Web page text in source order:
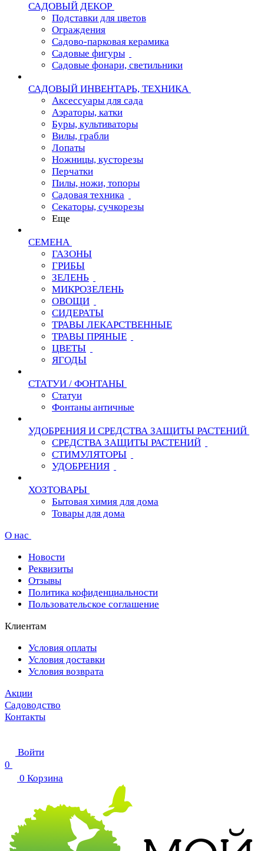
САДОВЫЙ ДЕКОР
Подставки для цветов
Ограждения
Садово-парковая керамика
Садовые фигуры
Садовые фонари, светильники
САДОВЫЙ ИНВЕНТАРЬ, ТЕХНИКА
Аксессуары для сада
Аэраторы, катки
Буры, культиваторы
Вилы, грабли
Лопаты
Ножницы, кусторезы
Перчатки
Пилы, ножи, топоры
Садовая техника
Секаторы, сучкорезы
Еще
СЕМЕНА
ГАЗОНЫ
ГРИБЫ
ЗЕЛЕНЬ
МИКРОЗЕЛЕНЬ
ОВОЩИ
СИДЕРАТЫ
ТРАВЫ ЛЕКАРСТВЕННЫЕ
ТРАВЫ ПРЯНЫЕ
ЦВЕТЫ
ЯГОДЫ
СТАТУИ / ФОНТАНЫ
Статуи
Фонтаны античные
УДОБРЕНИЯ И СРЕДСТВА ЗАЩИТЫ РАСТЕНИЙ
СРЕДСТВА ЗАЩИТЫ РАСТЕНИЙ
СТИМУЛЯТОРЫ
УДОБРЕНИЯ
ХОЗТОВАРЫ
Бытовая химия для дома
Товары для дома
О нас
Новости
Реквизиты
Отзывы
Политика кофиденциальности
Пользовательское соглашение
Клиентам
Условия оплаты
Условия доставки
Условия возврата
Акции
Садоводство
Контакты
Войти
0
0 Корзина